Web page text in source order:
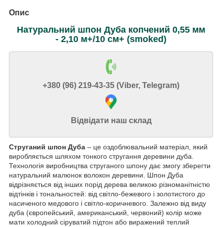
Опис
Натуральний шпон Дуба копчений 0,55 мм
- 2,10 м+/10 см+ (smoked)
+380 (96) 219-43-35 (Viber, Telegram)
Відвідати наш склад
Струганий шпон Дуба – це оздоблювальний матеріал, який
виробляється шляхом тонкого стругання деревини дуба.
Технологія виробництва струганого шпону дає змогу зберегти
натуральний малюнок волокон деревини. Шпон Дуба
відрізняється від інших порід дерева великою різноманітністю
відтінків і тональностей: від світло-бежевого і золотистого до
насиченого медового і світло-коричневого. Залежно від виду
дуба (європейський, американський, червоний) колір може
мати холодний сіруватий підтон або виражений теплий